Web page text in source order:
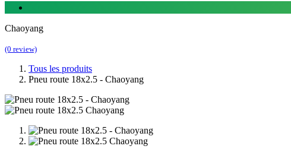
Chaoyang
(0 review)
Tous les produits
Pneu route 18x2.5 - Chaoyang